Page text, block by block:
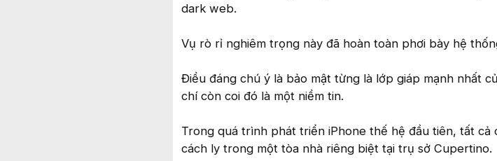
dark web.
Vụ rò rỉ nghiêm trọng này đã hoàn toàn phơi bày hệ
Điều đáng chú ý là bảo mật từng là lớp giáp mạnh nhất
chí còn coi đó là một niềm tin.
Trong quá trình phát triển iPhone thế hệ đầu tiên, tất cả
cách ly trong một tòa nhà riêng biệt tại trụ sở Cupertino.